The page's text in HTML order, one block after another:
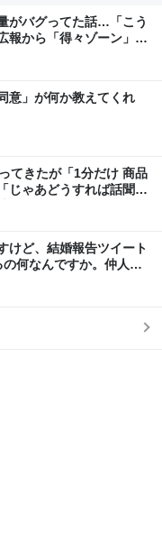
がバグってた話…「こう
報から「得々ゾーン」と
意」が何か教えてくれ
てきたが「1分だけ 商品
じゃあどうすれば話聞い
で解決することに
けど、結婚報告ツイート
何なんですか。仲人の